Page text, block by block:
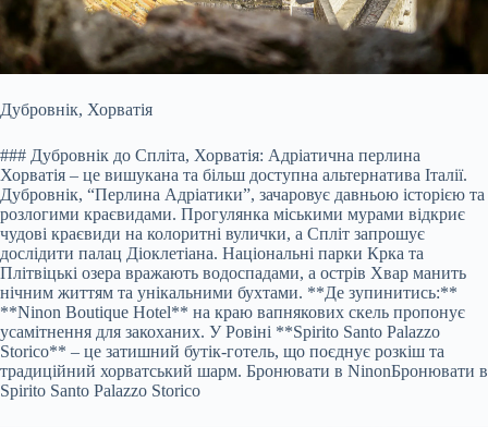
Дубровнік, Хорватія
### Дубровнік до Спліта, Хорватія: Адріатична перлина
Хорватія – це вишукана та більш доступна альтернатива Італії.
Дубровнік, “Перлина Адріатики”, зачаровує давньою історією та
розлогими краєвидами. Прогулянка міськими мурами відкриє
чудові краєвиди на колоритні вулички, а Спліт запрошує
дослідити палац Діоклетіана. Національні парки Крка та
Плітвіцькі озера вражають водоспадами, а острів Хвар манить
нічним життям та унікальними бухтами. **Де зупинитись:**
**Ninon Boutique Hotel** на краю вапнякових скель пропонує
усамітнення для закоханих. У Ровіні **Spirito Santo Palazzo
Storico** – це затишний бутік-готель, що поєднує розкіш та
традиційний хорватський шарм. Бронювати в NinonБронювати в
Spirito Santo Palazzo Storico